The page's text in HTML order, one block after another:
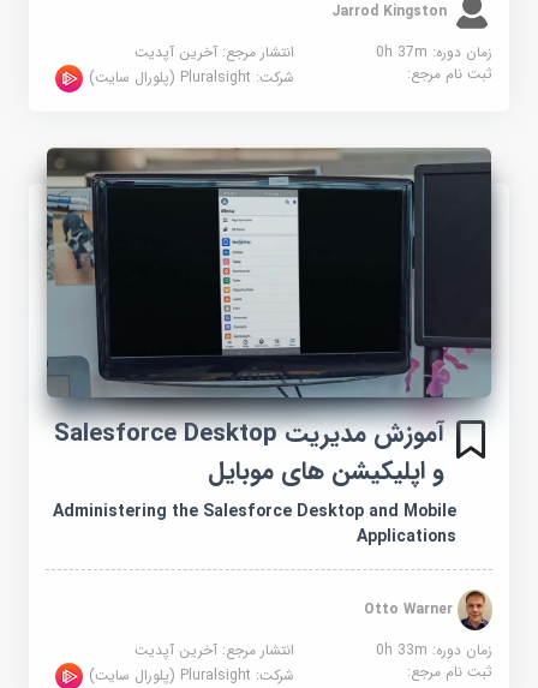
Jarrod Kingston
زمان دوره: 0h 37m
انتشار مرجع:آخرین آپدیت
ثبت نام مرجع:
شرکت:Pluralsight (پلورال سایت)
آموزش مدیریت Salesforce Desktop
و اپلیکیشن های موبایل
Administering the Salesforce Desktop and Mobile
Applications
Otto Warner
زمان دوره: 0h 33m
انتشار مرجع:آخرین آپدیت
ثبت نام مرجع:
شرکت:Pluralsight (پلورال سایت)